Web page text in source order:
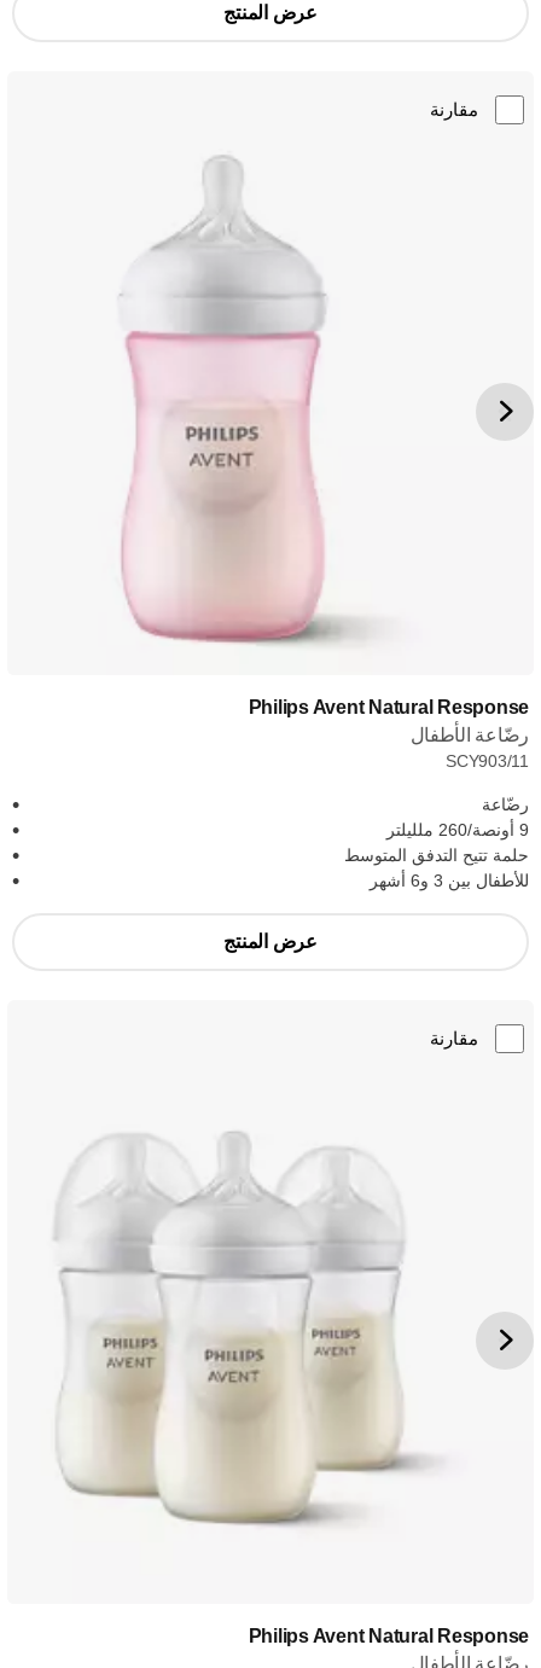
عرض المنتج
مقارنة
Philips Avent Natural Response
رضّاعة الأطفال
SCY903/11
رضّاعة
9 أونصة/260 ملليلتر
حلمة تتيح التدفق المتوسط
للأطفال بين 3 و6 أشهر
عرض المنتج
مقارنة
Philips Avent Natural Response